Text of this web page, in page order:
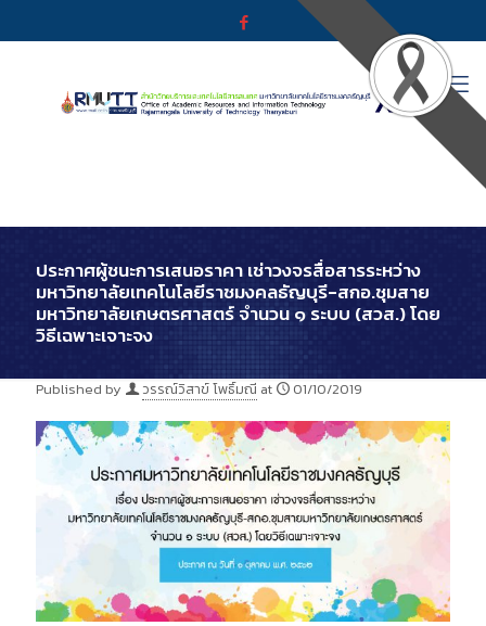
ประกาศผู้ชนะการเสนอราคา เช่าวงจรสื่อสารระหว่าง
มหาวิทยาลัยเทคโนโลยีราชมงคลธัญบุรี-สกอ.ชุมสาย
มหาวิทยาลัยเกษตรศาสตร์ จำนวน ๑ ระบบ (สวส.) โดย
วิธีเฉพาะเจาะจง
Published by วรรณ์วิสาข์ โพธิ์มณี at 01/10/2019